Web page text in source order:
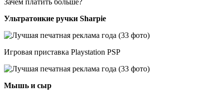
Ультратонкие ручки Sharpie
Игровая приставка Playstation PSP
Мышь и сыр